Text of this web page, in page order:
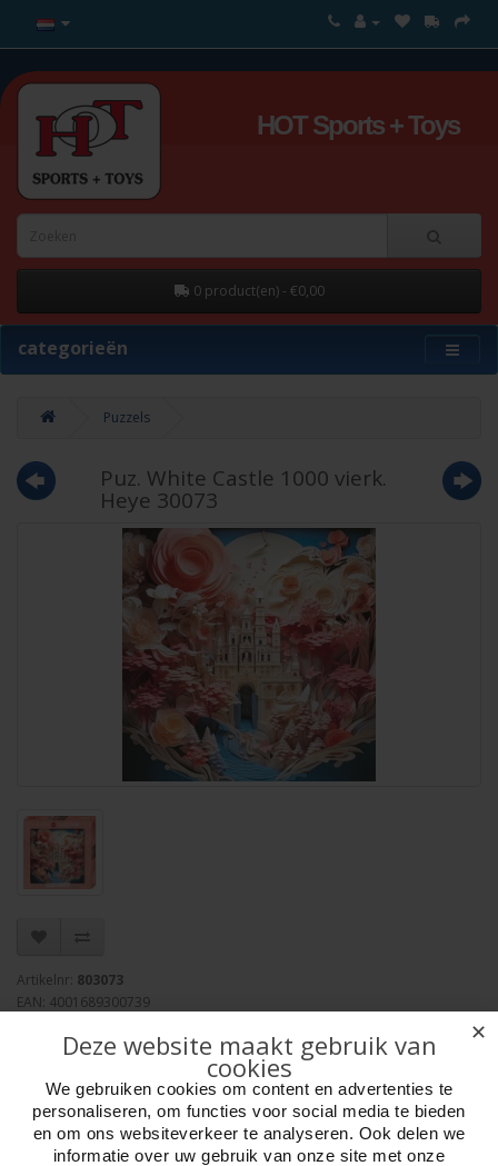
HOT Sports + Toys
0 product(en) - €0,00
categorieën
Puzzels
Puz. White Castle 1000 vierk.
Heye 30073
Artikelnr: 803073
EAN: 4001689300739
Minimum afname: 1
✕
Deze website maakt gebruik van
cookies
We gebruiken cookies om content en advertenties te
personaliseren, om functies voor social media te bieden
en om ons websiteverkeer te analyseren. Ook delen we
informatie over uw gebruik van onze site met onze